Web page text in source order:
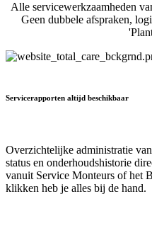
Alle servicewerkzaamheden
Geen dubbele afspraken,
Servicerapporten altijd beschikbaar
Overzichtelijke administratie
status en onderhoudshistorie
vanuit Service Monteurs of het
klikken heb je alles bij de hand.